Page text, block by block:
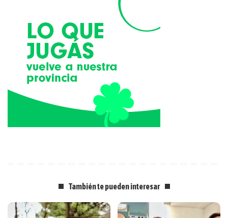
También te pueden interesar